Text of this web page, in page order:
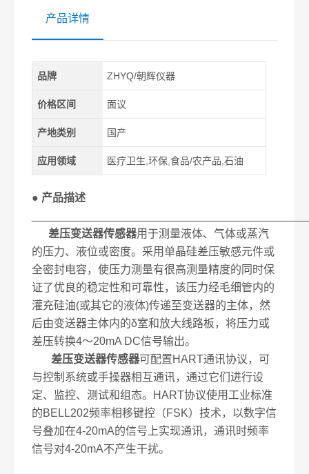
产品详情
品牌 ZHYQ/朝辉仪器
价格区间 面议
产地类别 国产
应用领域 医疗卫生,环保,食品/农产品,石油
● 产品描述
差压变送器传感器用于测量液体、气体或蒸汽
的压力、液位或密度。采用单晶硅差压敏感元件或
全密封电容，使压力测量有很高测量精度的同时保
证了优良的稳定性和可靠性，该压力经毛细管内的
灌充硅油(或其它的液体)传递至变送器的主体，然
后由变送器主体内的δ室和放大线路板，将压力或
差压转换4～20mA DC信号输出。
差压变送器传感器可配置HART通讯协议，可
与控制系统或手操器相互通讯，通过它们进行设
定、监控、测试和组态。HART协议使用工业标准
的BELL202频率相移键控（FSK）技术，以数字信
号叠加在4-20mA的信号上实现通讯，通讯时频率
信号对4-20mA不产生干扰。